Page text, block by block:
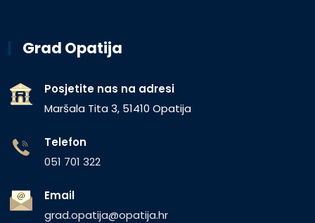
Grad Opatija
Posjetite nas na adresi
Maršala Tita 3, 51410 Opatija
Telefon
051 701 322
Email
grad.opatija@opatija.hr